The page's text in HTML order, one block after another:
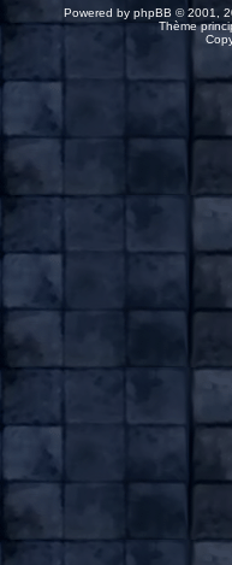
Powered by phpBB © 2001,
Thème